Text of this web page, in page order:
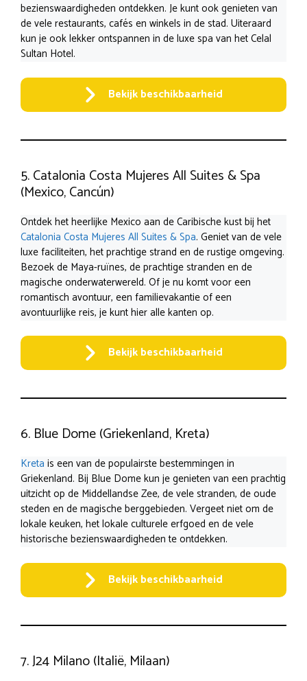
bezienswaardigheden ontdekken. Je kunt ook genieten van
de vele restaurants, cafés en winkels in de stad. Uiteraard
kun je ook lekker ontspannen in de luxe spa van het Celal
Sultan Hotel.
Bekijk beschikbaarheid
5. Catalonia Costa Mujeres All Suites & Spa
(Mexico, Cancún)
Ontdek het heerlijke Mexico aan de Caribische kust bij het
Catalonia Costa Mujeres All Suites & Spa. Geniet van de vele
luxe faciliteiten, het prachtige strand en de rustige omgeving.
Bezoek de Maya-ruïnes, de prachtige stranden en de
magische onderwaterwereld. Of je nu komt voor een
romantisch avontuur, een familievakantie of een
avontuurlijke reis, je kunt hier alle kanten op.
Bekijk beschikbaarheid
6. Blue Dome (Griekenland, Kreta)
Kreta is een van de populairste bestemmingen in
Griekenland. Bij Blue Dome kun je genieten van een prachtig
uitzicht op de Middellandse Zee, de vele stranden, de oude
steden en de magische berggebieden. Vergeet niet om de
lokale keuken, het lokale culturele erfgoed en de vele
historische bezienswaardigheden te ontdekken.
Bekijk beschikbaarheid
7. J24 Milano (Italië, Milaan)